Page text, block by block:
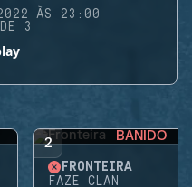
ÀS 23:00
DE 3
2 BANIDO
FRONTEIRA
FAZE CLAN